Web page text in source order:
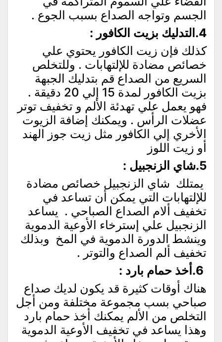
الجسم وتواجه الصداع بسبب الجوع .
4.التدليك بزيت الكافور :
كذلك فإن زيت الكافور يحتوي علي
خصائص مضادة للإلتهابات . وللتخلص
السريع من الصداع قم بتدليك الجبهة
بزيت الكافور لمدة 15 إلي 20 دقيقة .
فهو يعمل علي تهدئة الألم و تخفيف توتر
عضلات الرأس . ويمكنك إضافة الزيوت
الأخري إلي الكافور مثل زيت جوز الهند
أو زيت اللوز
5.شاي الزنجبيل
:
يمتلك شاي الزنجبيل خصائص مضادة
للإلتهابات التي يمكن أن تساعد في
تخفيف ألام الصداع الصباحي . يساعد
الزنجبيل علي إسترخاء الأوعية الدموية
وينشط الدورة الدموية في المخ وبذلك
تخفيف ألم الصداع والتوتر .
هناك أوقات كثيرة قد يكون لديك صداع
صباحي بسب مجموعة مختلفة ومن أجل
التخلص من الألم يمكنك أخذ حمام بارد
وهذا يساعد في تخفيف الأوعية الدموية